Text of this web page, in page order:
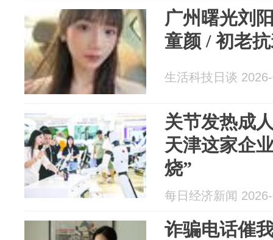
广州曙光刘
童颜 / 初老
生活科技日谈
关节发热成
天津这家企
烧”
每日经济新闻
诈骗电话催